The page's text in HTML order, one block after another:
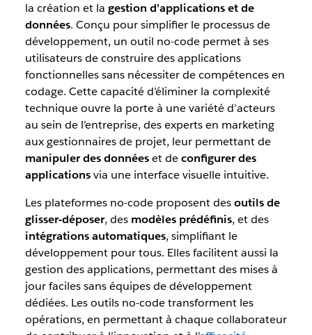
la création et la gestion d’applications et de
données. Conçu pour simplifier le processus de
développement, un outil no-code permet à ses
utilisateurs de construire des applications
fonctionnelles sans nécessiter de compétences en
codage. Cette capacité d’éliminer la complexité
technique ouvre la porte à une variété d’acteurs
au sein de l’entreprise, des experts en marketing
aux gestionnaires de projet, leur permettant de
manipuler des donnéeset deconfigurer des
applicationsvia une interface visuelle intuitive.
Les plateformes no-code proposent desoutils de
glisser-déposer, des modèles prédéfinis, et des
intégrations automatiques, simplifiant le
développement pour tous. Elles facilitent aussi la
gestion des applications, permettant des mises à
jour faciles sans équipes de développement
dédiées. Les outils no-code transforment les
opérations, en permettant à chaque collaborateur